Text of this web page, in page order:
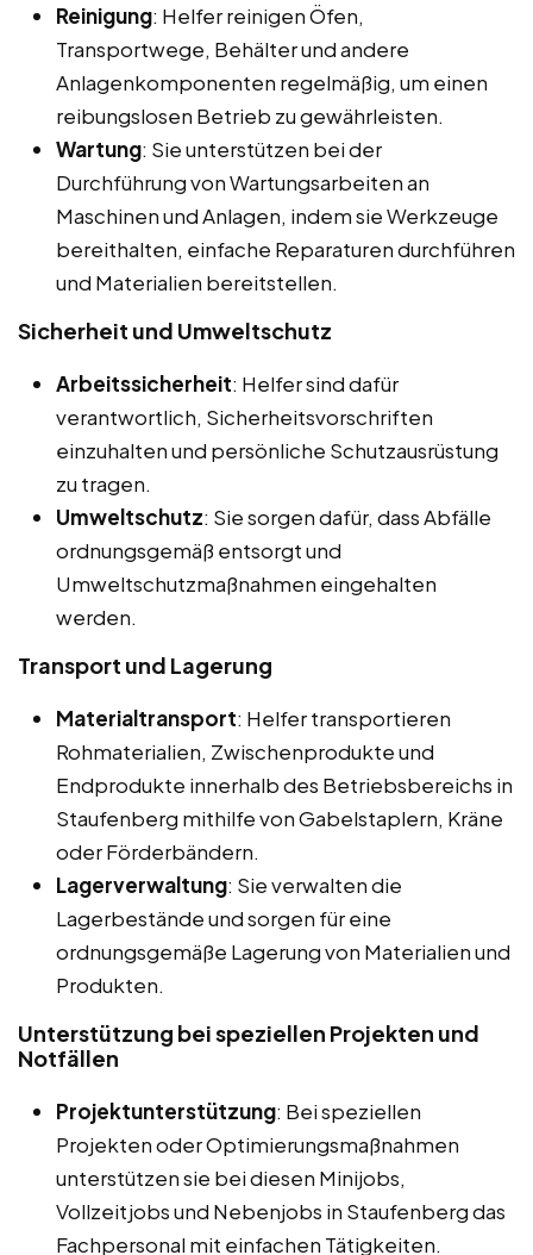
Reinigung: Helfer reinigen Öfen,
Transportwege, Behälter und andere
Anlagenkomponenten regelmäßig, um einen
reibungslosen Betrieb zu gewährleisten.
Wartung: Sie unterstützen bei der
Durchführung von Wartungsarbeiten an
Maschinen und Anlagen, indem sie Werkzeuge
bereithalten, einfache Reparaturen durchführen
und Materialien bereitstellen.
Sicherheit und Umweltschutz
Arbeitssicherheit: Helfer sind dafür
verantwortlich, Sicherheitsvorschriften
einzuhalten und persönliche Schutzausrüstung
zu tragen.
Umweltschutz: Sie sorgen dafür, dass Abfälle
ordnungsgemäß entsorgt und
Umweltschutzmaßnahmen eingehalten
werden.
Transport und Lagerung
Materialtransport: Helfer transportieren
Rohmaterialien, Zwischenprodukte und
Endprodukte innerhalb des Betriebsbereichs in
Staufenberg mithilfe von Gabelstaplern, Kräne
oder Förderbändern.
Lagerverwaltung: Sie verwalten die
Lagerbestände und sorgen für eine
ordnungsgemäße Lagerung von Materialien und
Produkten.
Unterstützung bei speziellen Projekten und
Notfällen
Projektunterstützung: Bei speziellen
Projekten oder Optimierungsmaßnahmen
unterstützen sie bei diesen Minijobs,
Vollzeitjobs und Nebenjobs in Staufenberg das
Fachpersonal mit einfachen Tätigkeiten.